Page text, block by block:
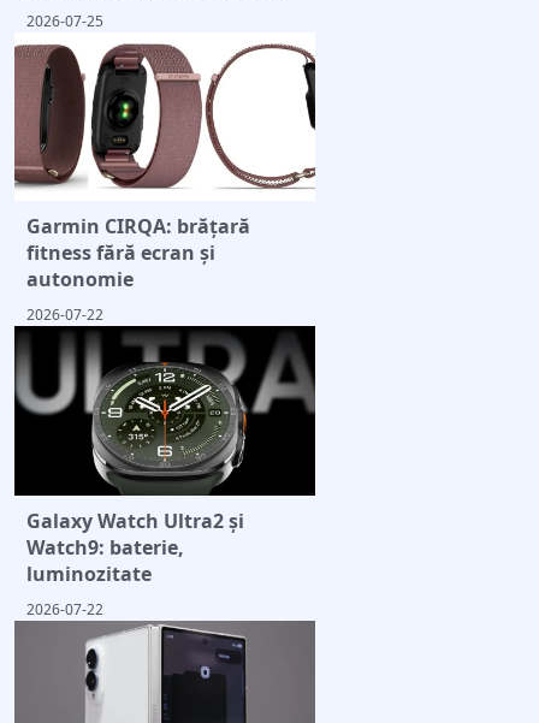
2026-07-25
Garmin CIRQA: brățară
fitness fără ecran și
autonomie
2026-07-22
Galaxy Watch Ultra2 și
Watch9: baterie,
luminozitate
2026-07-22